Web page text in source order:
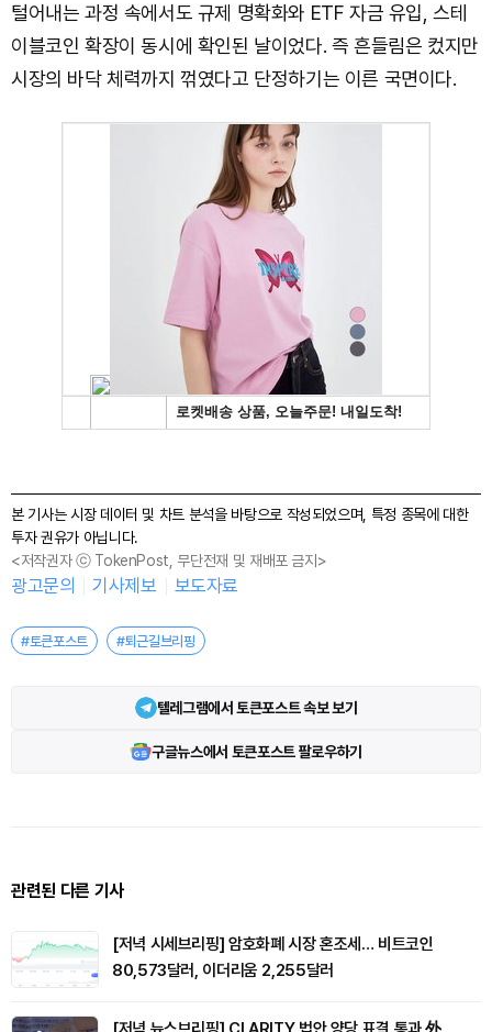
털어내는 과정 속에서도 규제 명확화와 ETF 자금 유입, 스테
이블코인 확장이 동시에 확인된 날이었다. 즉 흔들림은 컸지만
시장의 바닥 체력까지 꺾였다고 단정하기는 이른 국면이다.
본 기사는 시장 데이터 및 차트 분석을 바탕으로 작성되었으며, 특정 종목에 대한
투자 권유가 아닙니다.
<저작권자 ⓒ TokenPost, 무단전재 및 재배포 금지>
광고문의 기사제보 보도자료
#토큰포스트 #퇴근길브리핑
텔레그램에서 토큰포스트 속보 보기
구글뉴스에서 토큰포스트 팔로우하기
관련된 다른 기사
[저녁 시세브리핑] 암호화폐 시장 혼조세… 비트코인
80,573달러, 이더리움 2,255달러